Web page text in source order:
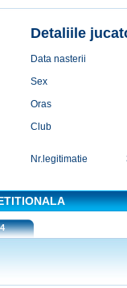
Detaliile
Data nasterii
Sex
Oras
Club
Nr.legitimatie